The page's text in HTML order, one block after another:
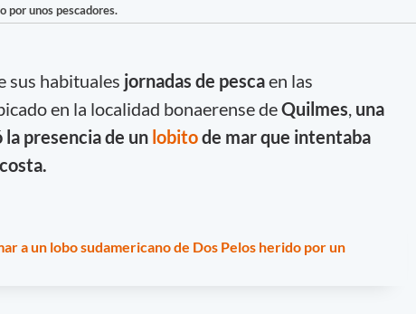
por unos pescadores.
sus habituales jornadas de pescaen las
en la localidad bonaerense deQuilmes una
presencia de un lobitode mar que intentaba
a un lobo sudamericano de Dos Pelos herido por un